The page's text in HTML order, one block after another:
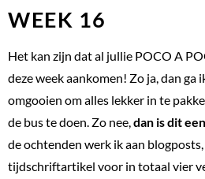
WEEK 16
Het kan zijn dat al jullie POCO A
deze week aankomen! Zo ja, dan ga
omgooien om alles lekker in te
de bus te doen. Zo nee, dan is dit
de ochtenden werk ik aan
tijdschriftartikel voor in totaal vier